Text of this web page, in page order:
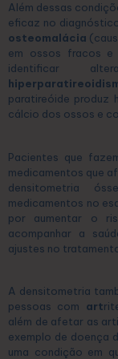
Além dessas
eficaz no
osteomalácia
em ossos fracos e
identificar
paratireóide produz
cálcio dos ossos e
Pacientes que
medicamentos que
densitometria
medicamentos no
por aumentar o
acompanhar a
ajustes no
A densitometria
pessoas com art
além de afetar as
exemplo de doença
uma condição em